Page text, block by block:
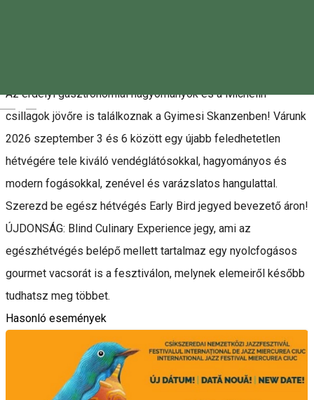
Az erdélyi gasztronómiai hagyományok és a Michelin
csillagok jövőre is találkoznak a Gyimesi Skanzenben! Várunk
2026 szeptember 3 és 6 között egy újabb feledhetetlen
hétvégére tele kiváló vendéglátósokkal, hagyományos és
modern fogásokkal, zenével és varázslatos hangulattal.
Szerezd be egész hétvégés Early Bird jegyed bevezető áron!
ÚJDONSÁG: Blind Culinary Experience jegy, ami az
egészhétvégés belépő mellett tartalmaz egy nyolcfogásos
gourmet vacsorát is a fesztiválon, melynek elemeiről később
tudhatsz meg többet.
Hasonló események